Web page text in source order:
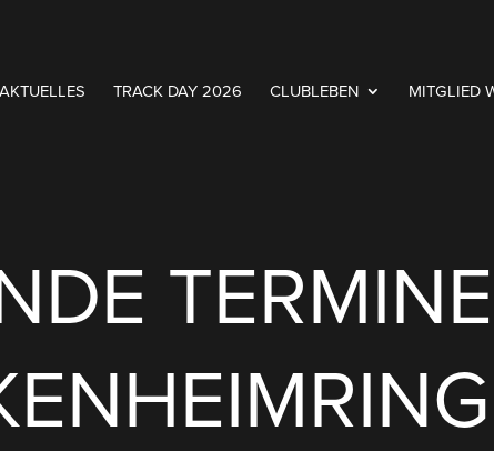
AKTUELLES TRACK DAY 2026 CLUBLEBEN MITGLIED
TERMINE